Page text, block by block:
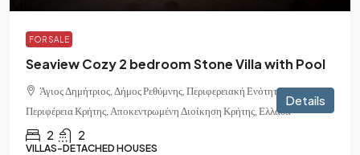
FOR SALE
Seaview Cozy 2 bedroom Stone Villa with Pool
Άγιος Δημήτριος, Δήμος Ρεθύμνης, Περιφερειακή Ενότητα Ρεθύμνης,
Περιφέρεια Κρήτης, Αποκεντρωμένη Διοίκηση Κρήτης, Ελλάδα
2 2
VILLAS-DETACHED HOUSES
Details